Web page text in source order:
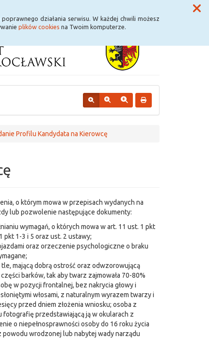
działania serwisu. W każdej chwili możesz
plików cookies na Twoim komputerze.
Profilu Kandydata na Kierowcę
o którym mowa w przepisach wydanych na
lub pozwolenie następujące dokumenty:
wymagań, o których mowa w art. 11 ust. 1 pkt
pkt 1-3 i 5 oraz ust. 2 ustawy;
oraz orzeczenie psychologiczne o braku
mającą dobrą ostrość oraz odwzorowującą
barków, tak aby twarz zajmowała 70-80%
w pozycji frontalnej, bez nakrycia głowy i
włosami, z naturalnym wyrazem twarzy i
przed dniem złożenia wniosku; osoba z
fotografię przedstawiającą ją w okularach z
o niepełnosprawności osoby do 16 roku życia
powodu wrodzonej lub nabytej wady narządu